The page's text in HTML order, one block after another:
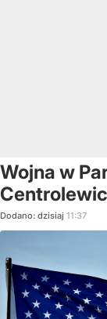
Wojna w
Dodano: dzisiaj 11:37